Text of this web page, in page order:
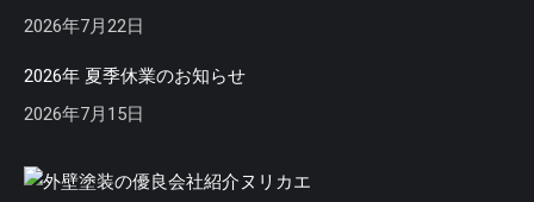
ド
き
ン
ド
き
2026年7月22日
2026年 夏季休業のお知らせ
2026年7月15日